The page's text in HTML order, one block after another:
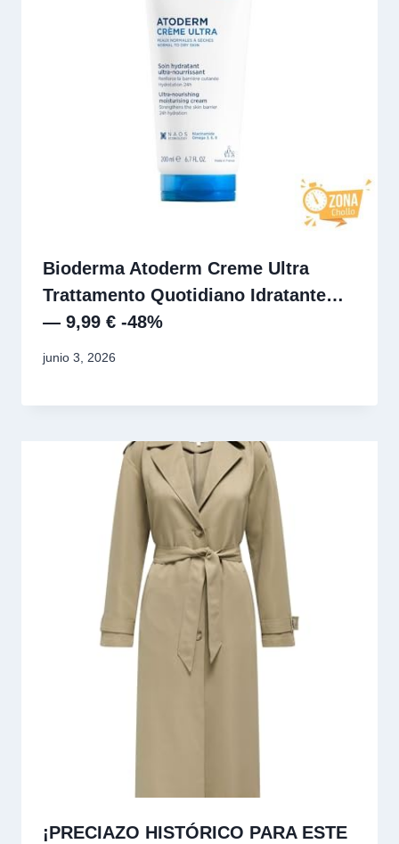
Bioderma Atoderm Creme Ultra
Trattamento Quotidiano Idratante…
— 9,99 € -48%
junio 3, 2026
¡PRECIAZO HISTÓRICO PARA ESTE